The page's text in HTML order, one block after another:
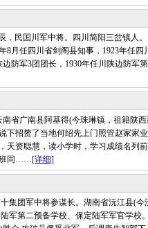
民国川军中将。四川简阳三岔镇人
8月任四川省剑阁县知事，1923年任
防军3团团长，1930年任川陕边防军
广南县阿基得(今珠琳镇，祖籍陕
下招赘了当地何绍先上门照管赵家家
天资聪慧，读小学时，学习成绩名列
班同……[详细]
团军中将参谋长。湖南省沅江县(今
军第二预备学校、保定陆军军官学校